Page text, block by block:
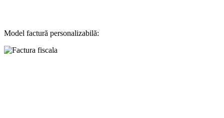
Model factură personalizabilă: